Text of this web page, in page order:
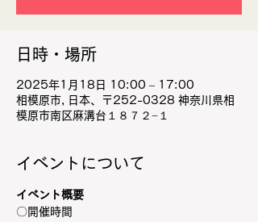
日時・場所
2025年1月18日 10:00 – 17:00
相模原市, 日本、〒252-0328 神奈川県相
模原市南区麻溝台１８７２−１
イベントについて
イベント概要
〇開催時間